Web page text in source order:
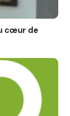
cœur de